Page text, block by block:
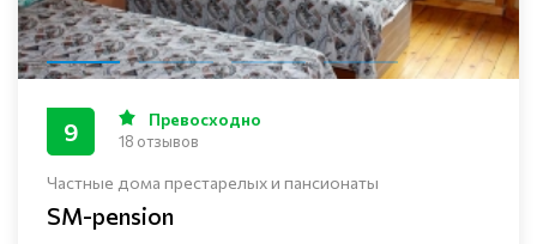
Частные дома престарелых и пансионаты
SM-pension
9 Превосходно
18 отзывов